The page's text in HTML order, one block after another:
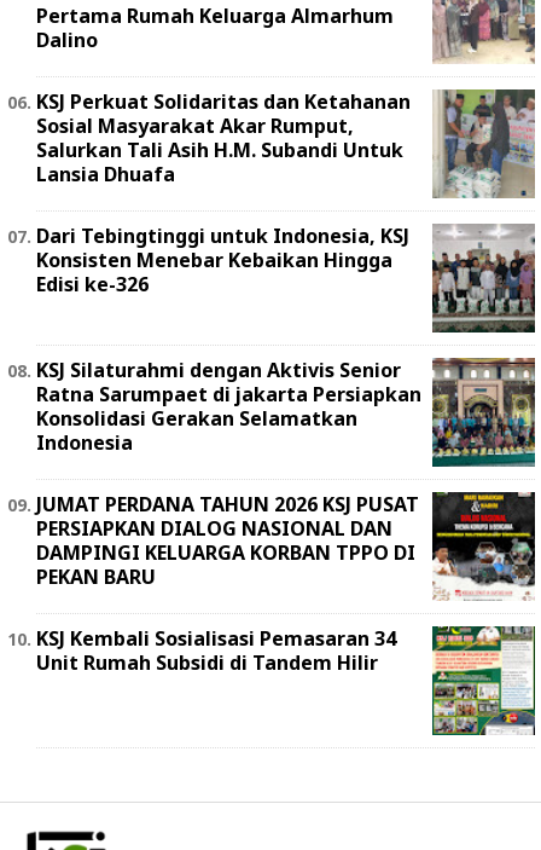
Pertama Rumah Keluarga Almarhum
Dalino
KSJ Perkuat Solidaritas dan Ketahanan
Sosial Masyarakat Akar Rumput,
Salurkan Tali Asih H.M. Subandi Untuk
Lansia Dhuafa
Dari Tebingtinggi untuk Indonesia, KSJ
Konsisten Menebar Kebaikan Hingga
Edisi ke-326
KSJ Silaturahmi dengan Aktivis Senior
Ratna Sarumpaet di jakarta Persiapkan
Konsolidasi Gerakan Selamatkan
Indonesia
JUMAT PERDANA TAHUN 2026 KSJ PUSAT
PERSIAPKAN DIALOG NASIONAL DAN
DAMPINGI KELUARGA KORBAN TPPO DI
PEKAN BARU
KSJ Kembali Sosialisasi Pemasaran 34
Unit Rumah Subsidi di Tandem Hilir